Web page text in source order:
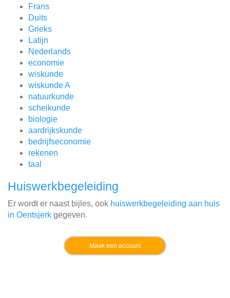
Frans
Duits
Grieks
Latijn
Nederlands
economie
wiskunde
wiskunde A
natuurkunde
scheikunde
biologie
aardrijkskunde
bedrijfseconomie
rekenen
taal
Huiswerkbegeleiding
Er wordt er naast bijles, ook huiswerkbegeleiding aan huis
in Oentsjerk gegeven.
Maak een account